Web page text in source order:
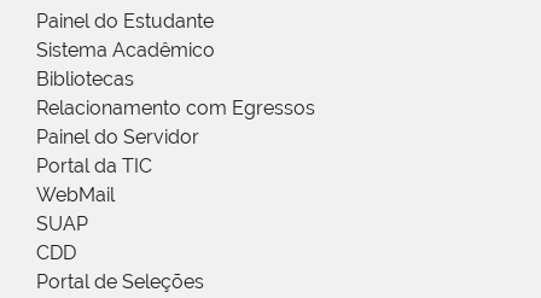
Painel do Estudante
Sistema Acadêmico
Bibliotecas
Relacionamento com Egressos
Painel do Servidor
Portal da TIC
WebMail
SUAP
CDD
Portal de Seleções